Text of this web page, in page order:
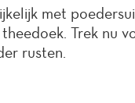
met
Trek nu
rusten.